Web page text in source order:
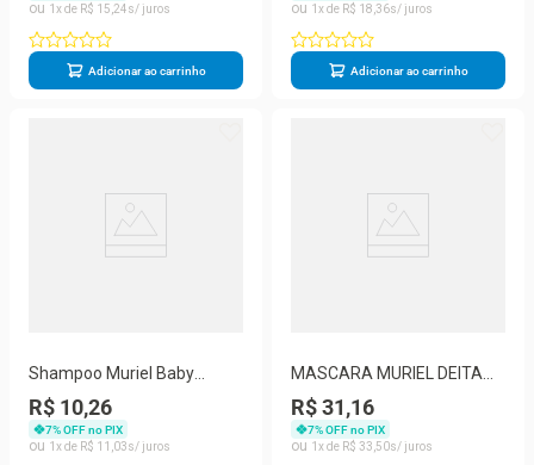
1
R$ 15 24
Adicionar ao carrinho
1
R$ 18 36
Adicionar ao carrinho
Shampoo Muriel Baby
Menina 150ml
R$ 10,26
7% OFF no PIX
1
R$ 11 03
MASCARA MURIEL DEITA
CABELO MEGA
R$ 31,16
7% OFF no PIX
1
R$ 33 50